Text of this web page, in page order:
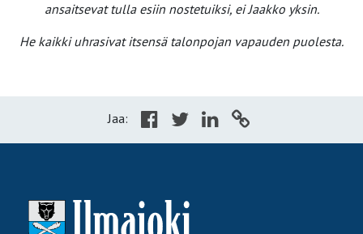
ansaitsevat tulla esiin nostetuiksi, ei Jaakko yksin.
He kaikki uhrasivat itsensä talonpojan vapauden puolesta.
Jaa: